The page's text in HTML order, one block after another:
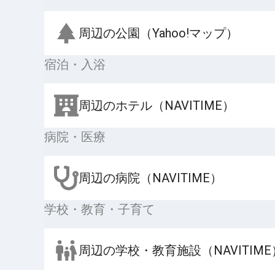
周辺の公園（Yahoo!マップ）
宿泊・入浴
周辺のホテル（NAVITIME）
病院・医療
周辺の病院（NAVITIME）
学校・教育・子育て
周辺の学校・教育施設（NAVITIME